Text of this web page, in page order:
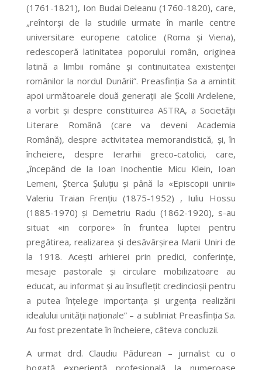
(1761-1821), Ion Budai Deleanu (1760-1820), care,
„reîntorși de la studiile urmate în marile centre
universitare europene catolice (Roma și Viena),
redescoperă latinitatea poporului român, originea
latină a limbii române și continuitatea existenței
românilor la nordul Dunării”. Preasfinția Sa a amintit
apoi următoarele două generații ale Școlii Ardelene,
a vorbit și despre constituirea ASTRA, a Societății
Literare Română (care va deveni Academia
Română), despre activitatea memorandistică, și, în
încheiere, despre Ierarhii greco-catolici, care,
„începând de la Ioan Inochentie Micu Klein, Ioan
Lemeni, Șterca Șuluțiu și până la «Episcopii unirii»
Valeriu Traian Frențiu (1875-1952) , Iuliu Hossu
(1885-1970) și Demetriu Radu (1862-1920), s-au
situat «in corpore» în fruntea luptei pentru
pregătirea, realizarea și desăvârșirea Marii Uniri de
la 1918. Acești arhierei prin predici, conferințe,
mesaje pastorale și circulare mobilizatoare au
educat, au informat și au însuflețit credincioșii pentru
a putea înțelege importanța și urgența realizării
idealului unității naționale” – a subliniat Preasfinția Sa.
Au fost prezentate în încheiere, câteva concluzii.
A urmat drd. Claudiu Pădurean – jurnalist cu o